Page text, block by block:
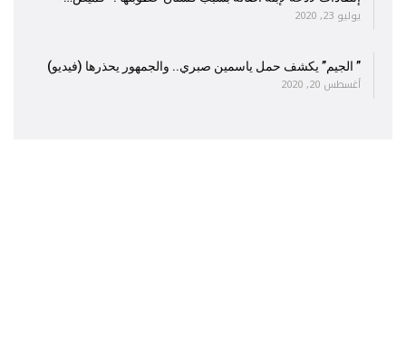
يوليو 23, 2020
” الجيم” يكشف حمل ياسمين صبري.. والجمهور يحذرها (فيديو)
أغسطس 20, 2020